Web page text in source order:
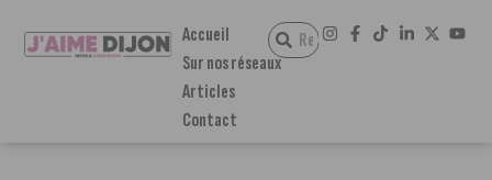
Accueil
Sur nos réseaux
Articles
Contact